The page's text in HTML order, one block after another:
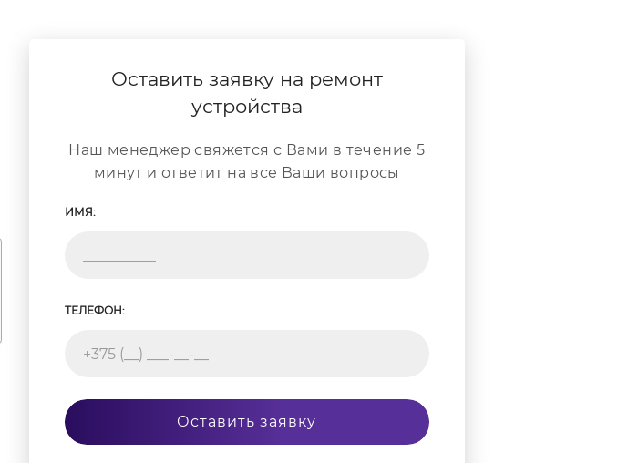
Оставить заявку на ремонт
устройства
Наш менеджер свяжется с Вами в течение 5
минут и ответит на все Ваши вопросы
ИМЯ:
ТЕЛЕФОН:
Оставить заявку